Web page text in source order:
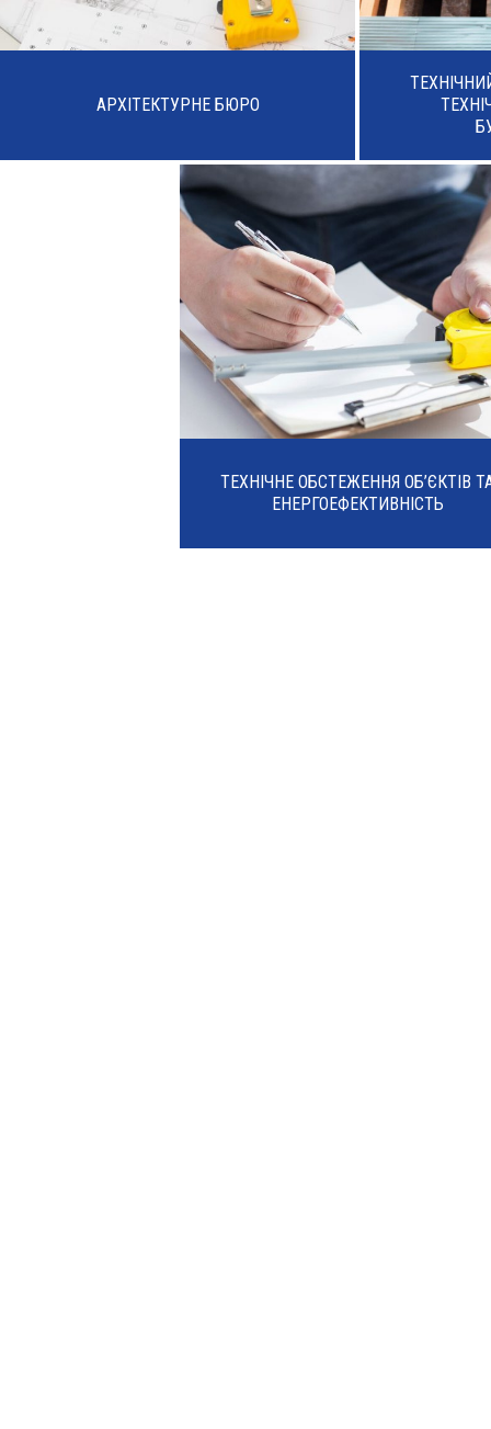
АРХІТЕКТУРНЕ БЮРО
ТЕХНІЧНЕ ОБСТЕЖЕННЯ ОБ’ЄКТІВ
ЕНЕРГОЕФЕКТИВНІСТЬ